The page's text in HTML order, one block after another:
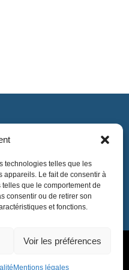
technologies telles que les
appareils. Le fait de consentir à
que le comportement de
consentir ou de retirer son
et fonctions.
Voir les préférences
Mentions légales